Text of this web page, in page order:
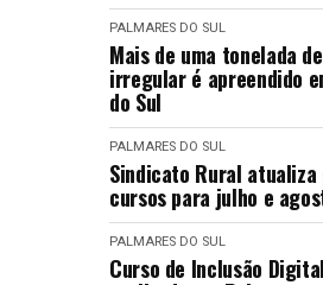
PALMARES DO SUL
Mais de uma tonelada
irregular é apreendido
do Sul
PALMARES DO SUL
Sindicato Rural atualiza
cursos para julho e
PALMARES DO SUL
Curso de Inclusão